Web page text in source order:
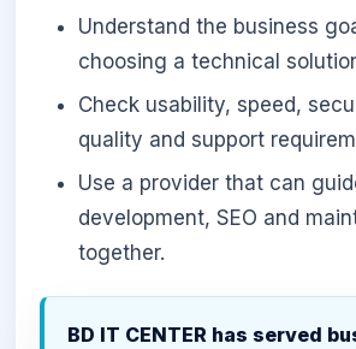
Understand the business
choosing a technical
Check usability, speed,
quality and support
Use a provider that can
development, SEO and
together.
BD IT CENTER has served